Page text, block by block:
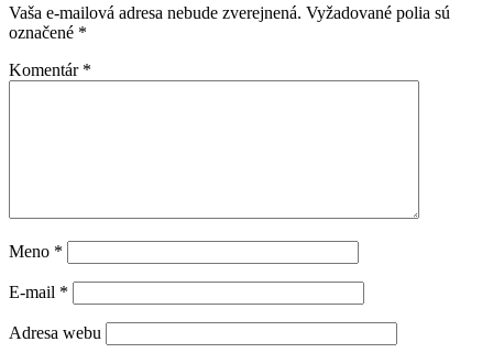
Vaša e-mailová adresa nebude zverejnená. Vyžadované polia sú
označené *
Komentár *
Meno *
E-mail *
Adresa webu